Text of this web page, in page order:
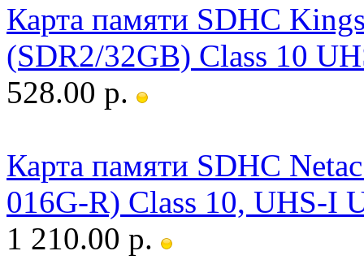
Карта памяти SDHC
(SDR2/32GB) Class 10
528.00 р.
Карта памяти SDHC
016G-R) Class 10, UHS-I
1 210.00 р.